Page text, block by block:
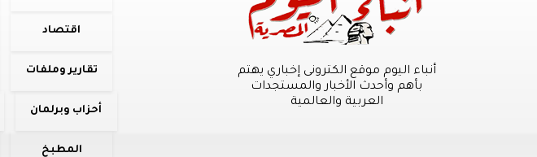
أنباء اليوم موقع الكترونى إخباري يهتم
بأهم وأحدث الأخبار والمستجدات
العربية والعالمية
اقتصاد
تقارير وملفات
أحزاب وبرلمان
المطبخ